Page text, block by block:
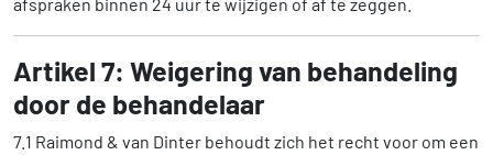
Artikel 7: Weigering van behandeling
door de behandelaar
7.1 Raimond & van Dinter behoudt zich het recht voor om een